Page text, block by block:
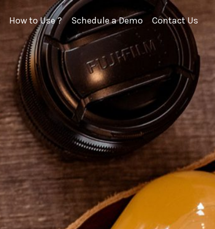
How to Use ? Schedule a Demo Contact Us